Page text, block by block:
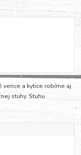
vence a kytice robíme aj
stuhy. Stuhu